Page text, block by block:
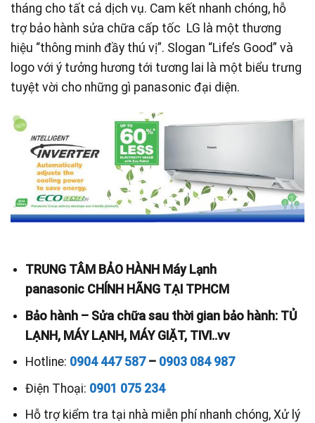
tháng cho tất cả dịch vụ. Cam kết nhanh chóng, hỗ
trợ bảo hành sửa chữa cấp tốc LG là một thương
hiệu “thông minh đầy thú vị”. Slogan “Life’s Good” và
logo với ý tưởng hương tới tương lai là một biểu trưng
tuyệt vời cho những gì panasonic đại diện.
TRUNG TÂM BẢO HÀNH Máy Lạnh
panasonic CHÍNH HÃNG TẠI TPHCM
Bảo hành – Sửa chữa sau thời gian bảo hành: TỦ
LẠNH, MÁY LẠNH, MÁY GIẶT, TIVI..vv
Hotline: 0904 447 587– 0903 084 987
Điện Thoại: 0901 075 234
Hỗ trợ kiểm tra tại nhà miễn phí nhanh chóng, Xử lý